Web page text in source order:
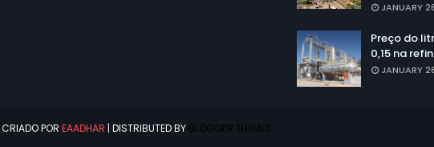
JANUARY
Preço do
0,15 na
JANUARY
CRIADO POR EAADHAR | DISTRIBUTED BY BLOGGER THEMES